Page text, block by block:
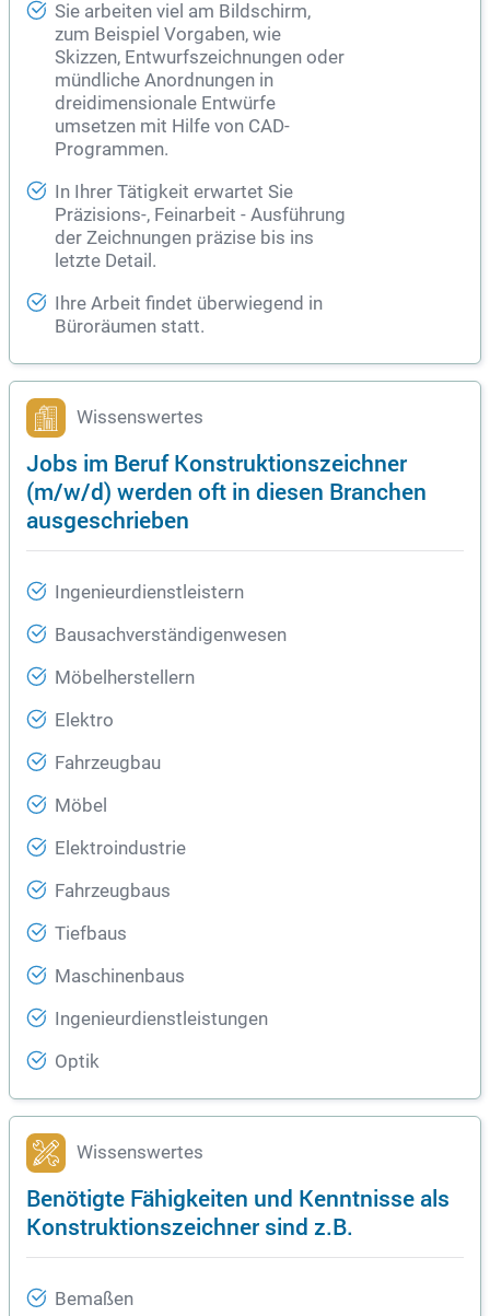
Sie arbeiten viel am Bildschirm,
zum Beispiel Vorgaben, wie
Skizzen, Entwurfszeichnungen oder
mündliche Anordnungen in
dreidimensionale Entwürfe
umsetzen mit Hilfe von CAD-
Programmen.
In Ihrer Tätigkeit erwartet Sie
Präzisions-, Feinarbeit - Ausführung
der Zeichnungen präzise bis ins
letzte Detail.
Ihre Arbeit findet überwiegend in
Büroräumen statt.
Wissenswertes
Jobs im Beruf Konstruktionszeichner
(m/w/d) werden oft in diesen Branchen
ausgeschrieben
Ingenieurdienstleistern
Bausachverständigenwesen
Möbelherstellern
Elektro
Fahrzeugbau
Möbel
Elektroindustrie
Fahrzeugbaus
Tiefbaus
Maschinenbaus
Ingenieurdienstleistungen
Optik
Wissenswertes
Benötigte Fähigkeiten und Kenntnisse als
Konstruktionszeichner sind z.B.
Bemaßen